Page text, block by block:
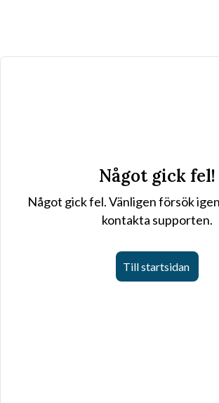
Något gick fel!
Något gick fel. Vänligen försök
kontakta supporten.
Till startsidan